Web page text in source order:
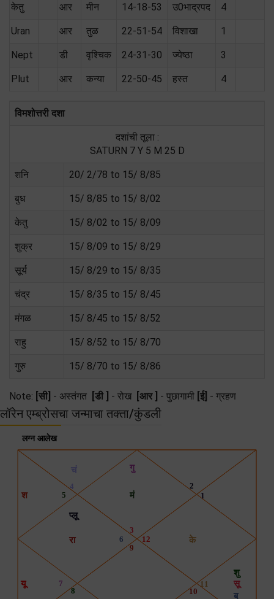
केतु आर मीन 14-18-53 उ0भाद्रपद 4
Uran आर तुळ 22-51-54 विशाखा 1
Nept डी वृश्चिक 24-31-30 ज्येष्ठा 3
Plut आर कन्या 22-50-45 हस्त 4
विमशोत्तरी दशा
दशांची तूला :
SATURN 7 Y 5 M 25 D
शनि 20/ 2/78 to 15/ 8/85
बुध 15/ 8/85 to 15/ 8/02
केतु 15/ 8/02 to 15/ 8/09
शुक्र 15/ 8/09 to 15/ 8/29
सूर्य 15/ 8/29 to 15/ 8/35
चंद्र 15/ 8/35 to 15/ 8/45
मंगळ 15/ 8/45 to 15/ 8/52
राहु 15/ 8/52 to 15/ 8/70
गुरु 15/ 8/70 to 15/ 8/86
Note: [सी] - अस्तंगत [डी ] - रोख [आर ] - पुछागामी [ई] - ग्रहण
लॉरेन एम्ब्रोसचा जन्माचा तक्ता/कुंडली